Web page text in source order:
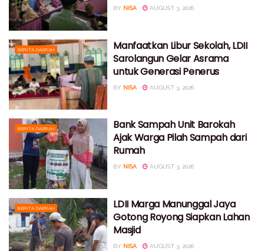
BY NISA AUGUST 3, 2026
BERITA DAERAH
Manfaatkan Libur Sekolah, LDII
Sarolangun Gelar Asrama
untuk Generasi Penerus
BY NISA AUGUST 3, 2026
BERITA DAERAH
Bank Sampah Unit Barokah
Ajak Warga Pilah Sampah dari
Rumah
BY NISA AUGUST 3, 2026
BERITA DAERAH
LDII Marga Manunggal Jaya
Gotong Royong Siapkan Lahan
Masjid
BY NISA AUGUST 3, 2026